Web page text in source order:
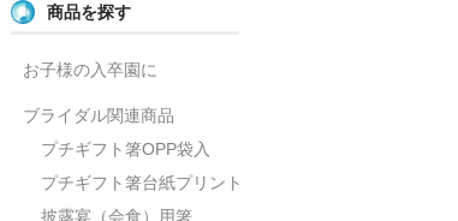
商品を探す
お子様の入卒園に
ブライダル関連商品
プチギフト箸OPP袋入
プチギフト箸台紙プリント
披露宴（会食）用箸